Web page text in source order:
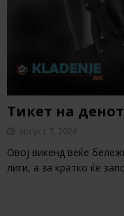
Тикет на денот
август 7, 2026
Овој викенд веќе
лиги, а за кратко ќе